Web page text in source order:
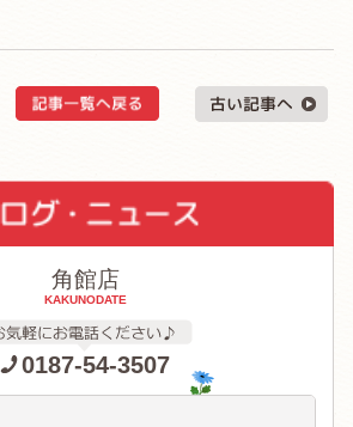
角館店
KAKUNODATE
0187-54-3507